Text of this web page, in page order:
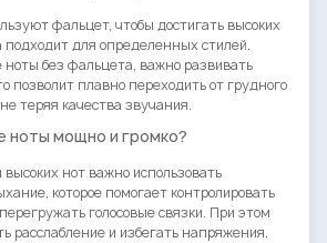
фальцет, чтобы достигать высоких
подходит для определенных стилей.
ноты без фальцета, важно развивать
позволит плавно переходить от грудного
теряя качества звучания.
ноты мощно и громко?
нот важно использовать
которое помогает контролировать
голосовые связки. При этом
расслабление и избегать напряжения.